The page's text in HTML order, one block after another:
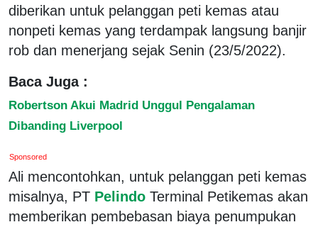
diberikan untuk pelanggan peti kemas atau
nonpeti kemas yang terdampak langsung banjir
rob dan menerjang sejak Senin (23/5/2022).
Baca Juga :
Robertson Akui Madrid Unggul Pengalaman
Dibanding Liverpool
Sponsored
Ali mencontohkan, untuk pelanggan peti kemas
misalnya, PT Pelindo Terminal Petikemas akan
memberikan pembebasan biaya penumpukan